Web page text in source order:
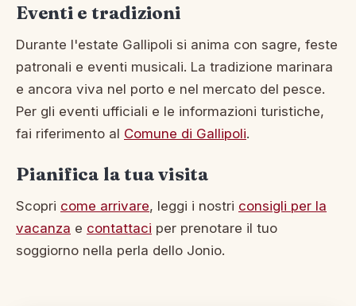
Eventi e tradizioni
Durante l'estate Gallipoli si anima con sagre, feste
patronali e eventi musicali. La tradizione marinara
e ancora viva nel porto e nel mercato del pesce.
Per gli eventi ufficiali e le informazioni turistiche,
fai riferimento al Comune di Gallipoli.
Pianifica la tua visita
Scopri come arrivare, leggi i nostri consigli per la
vacanza e contattaci per prenotare il tuo
soggiorno nella perla dello Jonio.